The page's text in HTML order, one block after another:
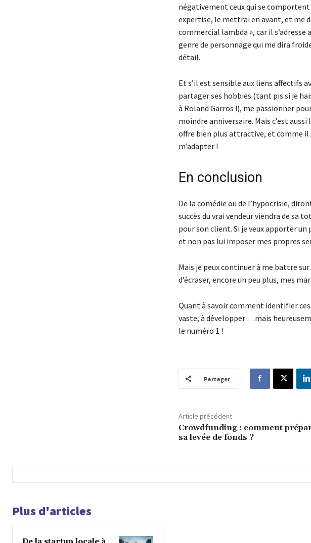
négativement ceux qui se
expertise, le mettrai en avant, et me
commercial lambda », car il s’adresse
genre de personnage qui me dira
détail.
Et s’il est sensible aux liens affectifs
partager ses hobbies (tant pis si je
à Roland Garros !), me passionner
moindre anniversaire. Mais c’est
offre bien plus attractive, et comme
m’adapter !
En conclusion
De la comédie ou de l’hypocrisie,
succès du vrai vendeur viendra de sa
pour son client. Si je veux apporter
et non pas lui imposer mes propres
Mais je peux continuer à me battre sur
d’écraser, encore un peu plus, mes
Quant à savoir comment identifier
vaste, à développer …mais
le numéro 1 !
Partager
Article précédent
Crowdfunding : comment
sa levée de fonds ?
Plus d'articles